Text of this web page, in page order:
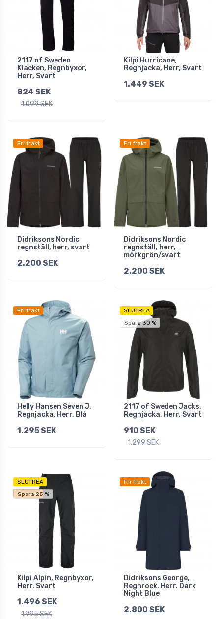
2117 of Sweden
Klacken, Regnbyxor,
Herr, Svart
824 SEK
1.099 SEK
Kilpi Hurricane,
Regnjacka, Herr, Svart
1.449 SEK
Fri frakt
Didriksons Nordic
regnställ, herr, svart
2.200 SEK
Fri frakt
Didriksons Nordic
regnställ, herr,
mörkgrön/svart
2.200 SEK
Fri frakt
Helly Hansen Seven J,
Regnjacka, Herr, Blå
1.295 SEK
SLUTREA
Spara 30 %
2117 of Sweden Jacks,
Regnjacka, Herr, Svart
910 SEK
1.299 SEK
SLUTREA
Fri frakt
Spara 25 %
Kilpi Alpin, Regnbyxor,
Herr, Svart
1.496 SEK
1.995 SEK
Fri frakt
Didriksons George,
Regnrock, Herr, Dark
Night Blue
2.800 SEK